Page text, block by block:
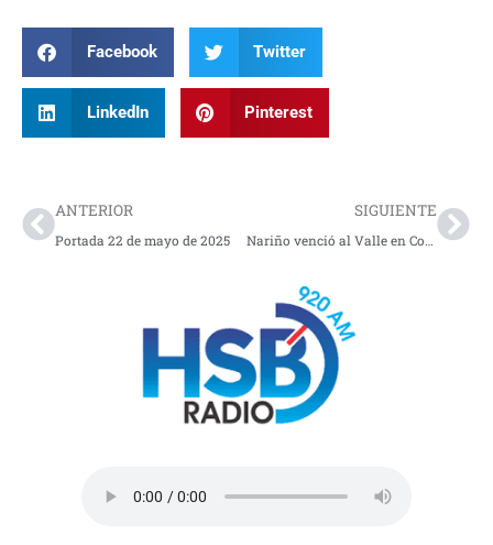
Facebook Twitter
LinkedIn Pinterest
ANTERIOR
Portada 22 de mayo de 2025
SIGUIENTE
Nariño venció al Valle en Copa de Fútbol sub 17